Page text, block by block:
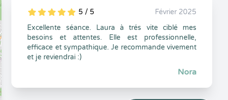
5
1
5
0 5 / 5
Février 2025
Excellente séance. Laura à trés vite ciblé mes
besoins et attentes. Elle est professionnelle,
efficace et sympathique. Je recommande vivement
et je reviendrai :)
Nora